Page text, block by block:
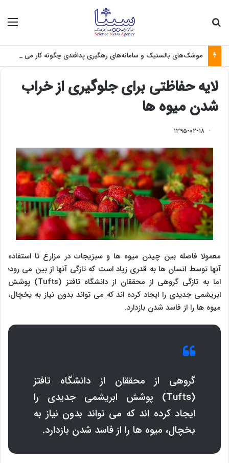
موشک‌های بالستیک و سامانه‌های رهگیری پدافندی چگونه کار می کنند؟
لایه حفاظتی برای جلوگیری از خراب
شدن میوه ها
۱۳۹۵-۰۲-۱۸
معمولا فاصله بین چیدن میوه ها و سبزیجات در مزارع تا استفاده
آنها توسط انسان ها به قدری زیاد است که تازگی آنها از بین می رود؛
اما به تازگی گروهی از محققان از دانشگاه تافتز (Tufts) پوشش
ابریشمی جدیدی را ایجاد کرده اند که می تواند بدون نیاز به یخچال،
میوه ها را از فاسد شدن بازدارد.
گروهی از محققان از دانشگاه تافتز
(
Tufts) پوشش ابریشمی جدیدی را
ایجاد کرده اند که می تواند بدون نیاز به
یخچال، میوه ها را از فاسد شدن بازدارد.